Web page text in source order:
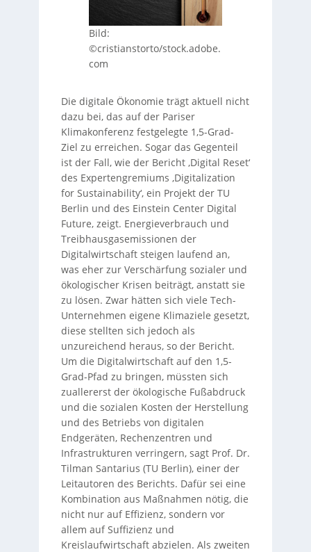
Bild:
©cristianstorto/stock.adobe.
com
Die digitale Ökonomie trägt aktuell nicht
dazu bei, das auf der Pariser
Klimakonferenz festgelegte 1,5-Grad-
Ziel zu erreichen. Sogar das Gegenteil
ist der Fall, wie der Bericht ‚Digital Reset‘
des Expertengremiums ‚Digitalization
for Sustainability‘, ein Projekt der TU
Berlin und des Einstein Center Digital
Future, zeigt. Energieverbrauch und
Treibhausgasemissionen der
Digitalwirtschaft steigen laufend an,
was eher zur Verschärfung sozialer und
ökologischer Krisen beiträgt, anstatt sie
zu lösen. Zwar hätten sich viele Tech-
Unternehmen eigene Klimaziele gesetzt,
diese stellten sich jedoch als
unzureichend heraus, so der Bericht.
Um die Digitalwirtschaft auf den 1,5-
Grad-Pfad zu bringen, müssten sich
zuallererst der ökologische Fußabdruck
und die sozialen Kosten der Herstellung
und des Betriebs von digitalen
Endgeräten, Rechenzentren und
Infrastrukturen verringern, sagt Prof. Dr.
Tilman Santarius (TU Berlin), einer der
Leitautoren des Berichts. Dafür sei eine
Kombination aus Maßnahmen nötig, die
nicht nur auf Effizienz, sondern vor
allem auf Suffizienz und
Kreislaufwirtschaft abzielen. Als zweiten